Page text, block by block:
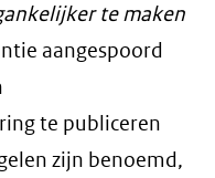
te maken
aangespoord
te publiceren
zijn benoemd,